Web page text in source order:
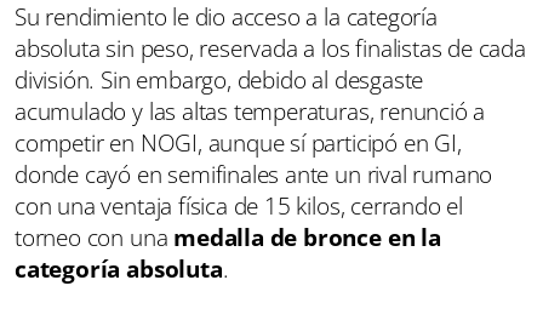
Su rendimiento le dio acceso a la categoría
absoluta sin peso, reservada a los finalistas de cada
división. Sin embargo, debido al desgaste
acumulado y las altas temperaturas, renunció a
competir en NOGI, aunque sí participó en GI,
donde cayó en semifinales ante un rival rumano
con una ventaja física de 15 kilos, cerrando el
torneo con una medalla de bronce en la
categoría absoluta.